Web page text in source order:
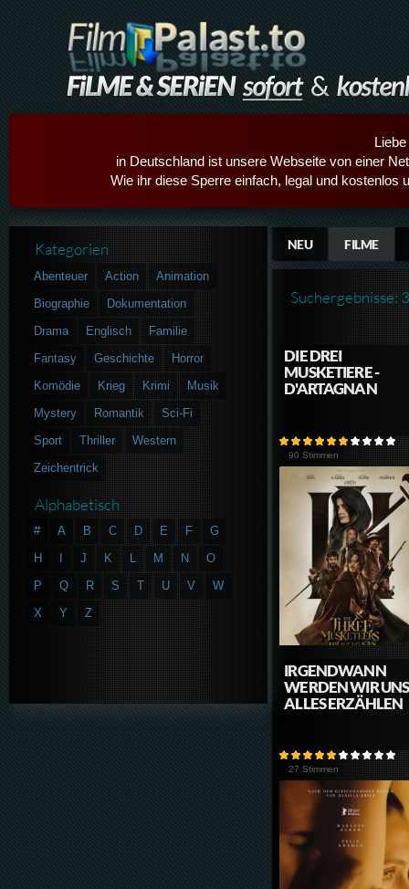
in Deutschland ist unsere Webseite von einer
Wie ihr diese Sperre einfach, legal und kostenlos
NEU FILME
Suchergebnisse:
DIE DREI
MUSKETIERE -
D'ARTAGNAN
90 Stimmen
IRGENDWANN
WERDEN WIR UNS
ALLES ERZÄHLEN
27 Stimmen
Kategorien
Abenteuer Action
Animation
Biographie
Dokumentation
Drama
Englisch
Familie
Fantasy
Geschichte
Horror
Komödie
Krieg Krimi
Musik
Mystery
Romantik
Sci-Fi
Sport
Thriller
Western
Zeichentrick
Alphabetisch
# A B C D E F
G
H
J K L M N
O
P
Q R S T U V
W
X
Y Z